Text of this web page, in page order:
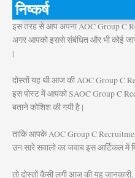
निष्कर्ष
इस तरह से आप अपना AOC Group C
अगर आपको इससे संबंधित और भी कोई
|
दोस्तों यह थी आज की AOC Group C
इस पोस्ट में आपको SAOC Group C
बताने कोशिश की गयी है |
ताकि आपके AOC Group C
उन सारे सवालो का जवाब इस आर्टिकल में
तो दोस्तों कैसी लगी आज की यह